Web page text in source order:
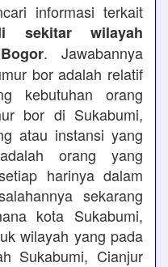
informasi terkait
sekitar wilayah
. Jawabannya
bor adalah relatif
kebutuhan orang
bor di Sukabumi,
atau instansi yang
orang yang
harinya dalam
sekarang
kota Sukabumi,
wilayah yang pada
Sukabumi, Cianjur